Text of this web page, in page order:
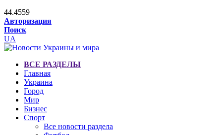
44.4559
Авторизация
Поиск
UA
ВСЕ РАЗДЕЛЫ
Главная
Украина
Город
Мир
Бизнес
Спорт
Все новости раздела